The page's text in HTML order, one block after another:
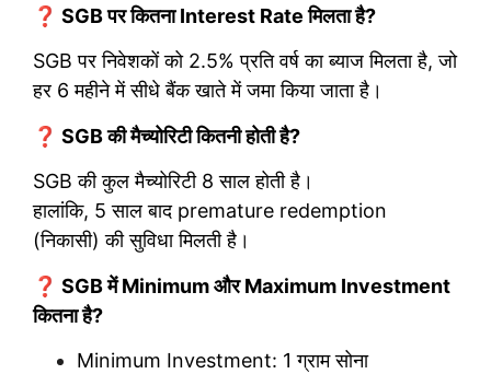
❓ SGB पर कितना Interest Rate मिलता है?
SGB पर निवेशकों को 2.5% प्रति वर्ष का ब्याज मिलता है, जो
हर 6 महीने में सीधे बैंक खाते में जमा किया जाता है।
❓ SGB की मैच्योरिटी कितनी होती है?
SGB की कुल मैच्योरिटी 8 साल होती है।
हालांकि, 5 साल बाद premature redemption
(निकासी) की सुविधा मिलती है।
❓ SGB में Minimum और Maximum Investment
कितना है?
Minimum Investment: 1 ग्राम सोना